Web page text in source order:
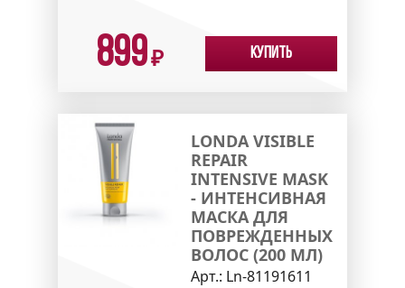
899₽ Купить
LONDA VISIBLE
REPAIR
INTENSIVE MASK
- ИНТЕНСИВНАЯ
МАСКА ДЛЯ
ПОВРЕЖДЕННЫХ
ВОЛОС (200 МЛ)
Арт.: Ln-81191611